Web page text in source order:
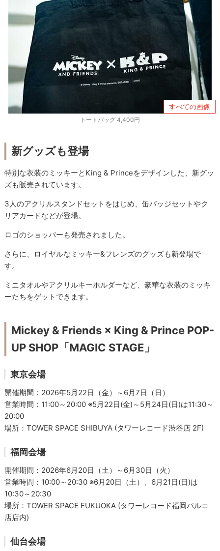
すべての画像
トートバッグ 4,400円
新グッズも登場
特別な衣装のミッキーとKing & Princeをデザインした、新グッ
ズも販売されています。
3人のアクリルスタンドセットをはじめ、缶バッジセットやク
リアカードなどが登場。
ロゴのショッパーも発売されました。
さらに、ロイヤルなミッキー&フレンズのグッズも新登場で
す。
ミニタオルやアクリルキーホルダーなど、豪華な衣装のミッキ
ーたちをゲットできます。
Mickey & Friends × King & Prince POP-
UP SHOP「MAGIC STAGE」
東京会場
開催期間：2026年5月22日（金）～6月7日（日）
営業時間：11:00～20:00 ※5月22日(金)～5月24日(日)は11:30～
20:00
場所：TOWER SPACE SHIBUYA (タワーレコード渋谷店 2F)
福岡会場
開催期間：2026年6月20日（土）～6月30日（火）
営業時間：10:00～20:30 ※6月20日（土）、6月21日(日)は
10:30～20:30
場所：TOWER SPACE FUKUOKA (タワーレコード福岡パルコ
店店内)
仙台会場